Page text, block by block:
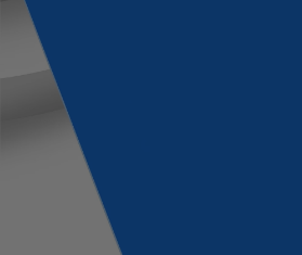
TVA Offerte : Jusqu'à 20 % selon le